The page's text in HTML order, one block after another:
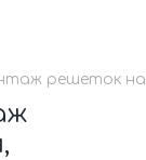
решеток на